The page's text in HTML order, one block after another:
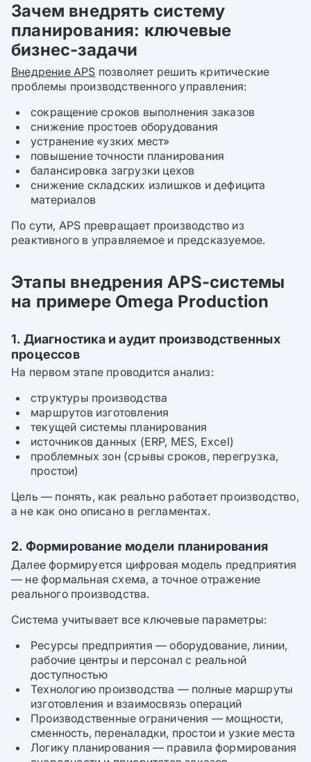
Зачем внедрять систему
планирования: ключевые
бизнес-задачи
Внедрение APS позволяет решить критические
проблемы производственного управления:
сокращение сроков выполнения заказов
снижение простоев оборудования
устранение «узких мест»
повышение точности планирования
балансировка загрузки цехов
снижение складских излишков и дефицита
материалов
По сути, APS превращает производство из
реактивного в управляемое и предсказуемое.
Этапы внедрения APS-системы
на примере Omega Production
1. Диагностика и аудит производственных
процессов
На первом этапе проводится анализ:
структуры производства
маршрутов изготовления
текущей системы планирования
источников данных (ERP, MES, Excel)
проблемных зон (срывы сроков, перегрузка,
простои)
Цель — понять, как реально работает производство,
а не как оно описано в регламентах.
2. Формирование модели планирования
Далее формируется цифровая модель предприятия
— не формальная схема, а точное отражение
реального производства.
Система учитывает все ключевые параметры:
Ресурсы предприятия — оборудование, линии,
рабочие центры и персонал с реальной
доступностью
Технологию производства — полные маршруты
изготовления и взаимосвязь операций
Производственные ограничения — мощности,
сменность, переналадки, простои и узкие места
Логику планирования — правила формирования